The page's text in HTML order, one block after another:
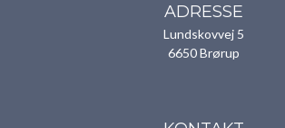
ADRESSE
Lundskovvej 5
6650 Brørup